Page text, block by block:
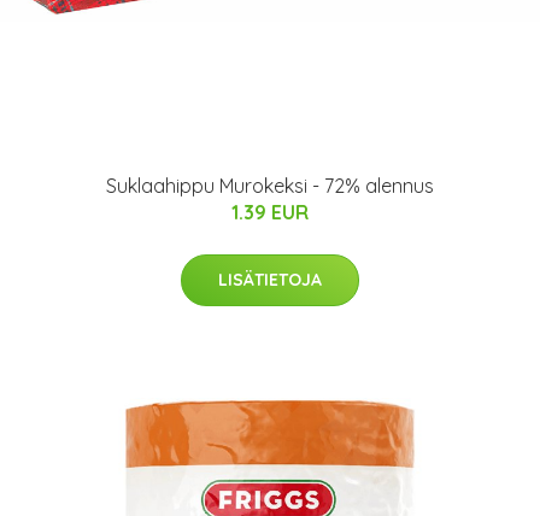
Suklaahippu Murokeksi - 72% alennus
1.39 EUR
LISÄTIETOJA